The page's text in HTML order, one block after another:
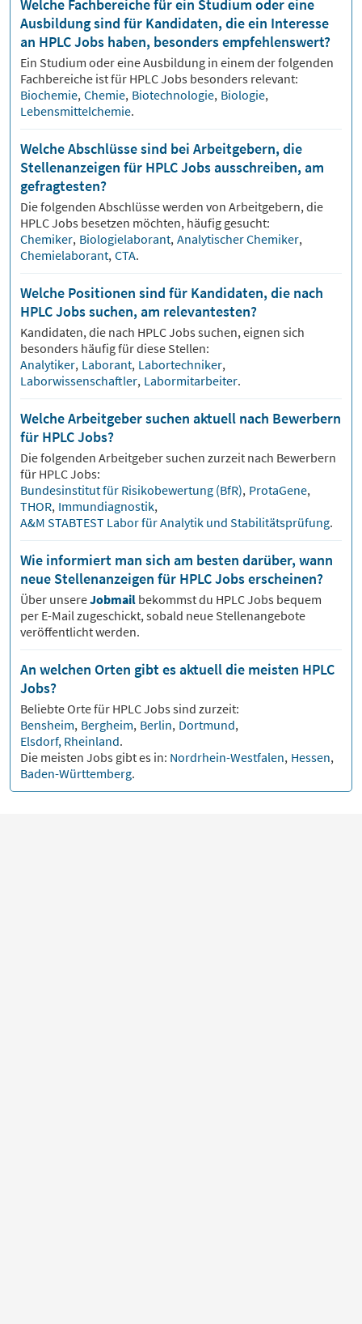
Welche Fachbereiche für ein Studium oder eine
Ausbildung sind für Kandidaten, die ein Interesse
an HPLC Jobs haben, besonders empfehlenswert?
Ein Studium oder eine Ausbildung in einem der folgenden
Fachbereiche ist für HPLCJobs besonders relevant:
Biochemie, Chemie, Biotechnologie, Biologie,
Lebensmittelchemie.
Welche Abschlüsse sind bei Arbeitgebern, die
Stellenanzeigen für HPLC Jobs ausschreiben, am
gefragtesten?
Die folgenden Abschlüsse werden von Arbeitgebern, die
HPLCJobs besetzen möchten, häufig gesucht:
Chemiker, Biologielaborant, Analytischer Chemiker,
Chemielaborant, CTA.
Welche Positionen sind für Kandidaten, die nach
HPLC Jobs suchen, am relevantesten?
Kandidaten, die nach HPLCJobs suchen, eignen sich
besonders häufig für diese Stellen:
Analytiker, Laborant, Labortechniker,
Laborwissenschaftler, Labormitarbeiter.
Welche Arbeitgeber suchen aktuell nach Bewerbern
für HPLC Jobs?
Die folgenden Arbeitgeber suchen zurzeit nach Bewerbern
für HPLCJobs:
Bundesinstitut für Risikobewertung (BfR), ProtaGene,
THOR, Immundiagnostik,
A&M STABTEST Labor für Analytik und Stabilitätsprüfung.
Wie informiert man sich am besten darüber, wann
neue Stellenanzeigen für HPLC Jobs erscheinen?
Über unsereJobmail bekommst du HPLCJobs bequem
per E-Mail zugeschickt, sobald neue Stellenangebote
veröffentlicht werden.
An welchen Orten gibt es aktuell die meisten HPLC
Jobs?
Beliebte Orte für HPLCJobs sind zurzeit:
Bensheim, Bergheim, Berlin, Dortmund,
Elsdorf, Rheinland.
Die meisten Jobs gibt es in: Nordrhein-Westfalen, Hessen,
Baden-Württemberg.